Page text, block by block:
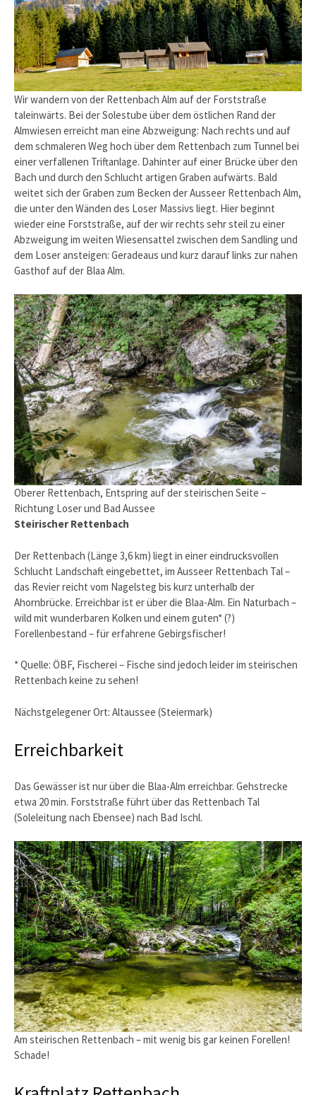
Wir wandern von der Rettenbach Alm auf der Forststraße
taleinwärts. Bei der Solestube über dem östlichen Rand der
Almwiesen erreicht man eine Abzweigung: Nach rechts und auf
dem schmaleren Weg hoch über dem Rettenbach zum Tunnel bei
einer verfallenen Triftanlage. Dahinter auf einer Brücke über den
Bach und durch den Schlucht artigen Graben aufwärts. Bald
weitet sich der Graben zum Becken der Ausseer Rettenbach Alm,
die unter den Wänden des Loser Massivs liegt. Hier beginnt
wieder eine Forststraße, auf der wir rechts sehr steil zu einer
Abzweigung im weiten Wiesensattel zwischen dem Sandling und
dem Loser ansteigen: Geradeaus und kurz darauf links zur nahen
Gasthof auf der Blaa Alm.
Oberer Rettenbach, Entspring auf der steirischen Seite –
Richtung Loser und Bad Aussee
Steirischer Rettenbach
Der Rettenbach (Länge 3,6 km) liegt in einer eindrucksvollen
Schlucht Landschaft eingebettet, im Ausseer Rettenbach Tal –
das Revier reicht vom Nagelsteg bis kurz unterhalb der
Ahornbrücke. Erreichbar ist er über die Blaa-Alm. Ein Naturbach –
wild mit wunderbaren Kolken und einem guten* (?)
Forellenbestand – für erfahrene Gebirgsfischer!
* Quelle: ÖBF, Fischerei – Fische sind jedoch leider im steirischen
Rettenbach keine zu sehen!
Nächstgelegener Ort: Altaussee (Steiermark)
Erreichbarkeit
Das Gewässer ist nur über die Blaa-Alm erreichbar. Gehstrecke
etwa 20 min. Forststraße führt über das Rettenbach Tal
(Soleleitung nach Ebensee) nach Bad Ischl.
Am steirischen Rettenbach – mit wenig bis gar keinen Forellen!
Schade!